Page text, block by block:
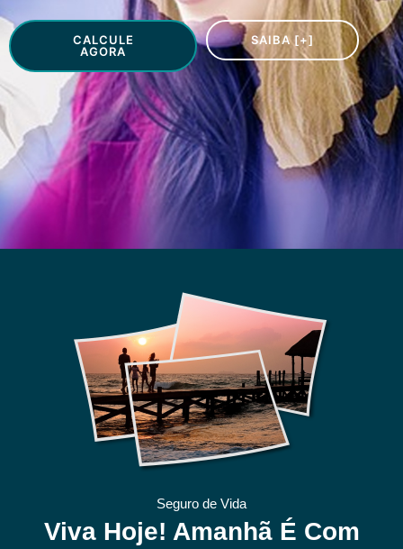
CALCULE
AGORA
SAIBA [+]
Seguro de Vida
Viva Hoje! Amanhã É Com